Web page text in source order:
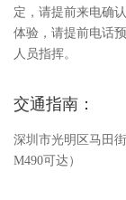
定，请提前来电确
体验，请提前电话
人员指挥。
交通指南：
深圳市光明区马田
M490可达）